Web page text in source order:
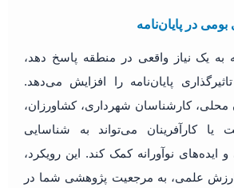
یک نیاز واقعی در منطقه پاسخ دهد،
پایان‌نامه را افزایش می‌دهد.
کارشناسان شهرداری، کشاورزان،
یا کارآفرینان می‌تواند به شناسایی
نوآورانه کمک کند. این رویکرد،
ارزش علمی، به مرجعیت پژوهشی شما در